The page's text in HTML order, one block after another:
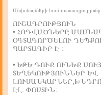
Անվանումների համառոտագրությունը
ՈՒՇԱԴՐՈՒԹՅՈՒՆ
• ՀՈԴՎԱԾՆԵՐԸ
ՕԳՏԱԳՈՐԾԵԼՈՒ
ՊԱՐՏԱԴԻՐ Է :
• ԵԹԵ ԴՈՒՔ ՈՒՆԵՔ
ՏԵՂԵԿՈՒԹՅՈՒՆՆԵՐ ԵՎ
ԷԼ. ՓՈՍՏԻՆ: